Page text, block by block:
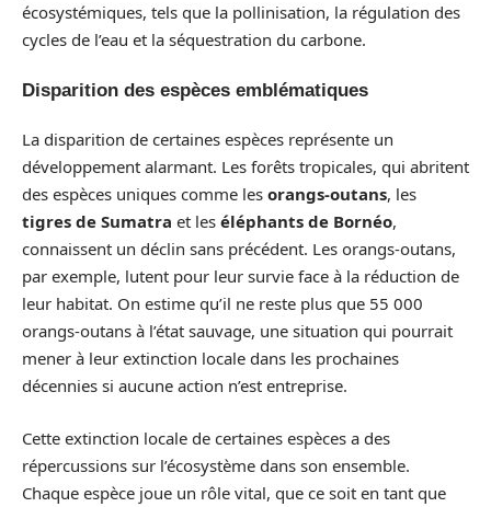
écosystémiques, tels que la pollinisation, la régulation des
cycles de l’eau et la séquestration du carbone.
Disparition des espèces emblématiques
La disparition de certaines espèces représente un
développement alarmant. Les forêts tropicales, qui abritent
des espèces uniques comme les orangs-outans, les
tigres de Sumatra et les éléphants de Bornéo,
connaissent un déclin sans précédent. Les orangs-outans,
par exemple, lutent pour leur survie face à la réduction de
leur habitat. On estime qu’il ne reste plus que 55 000
orangs-outans à l’état sauvage, une situation qui pourrait
mener à leur extinction locale dans les prochaines
décennies si aucune action n’est entreprise.
Cette extinction locale de certaines espèces a des
répercussions sur l’écosystème dans son ensemble.
Chaque espèce joue un rôle vital, que ce soit en tant que